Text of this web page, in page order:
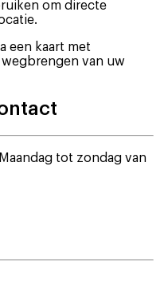
om directe
een kaart met
van uw
tot zondag van